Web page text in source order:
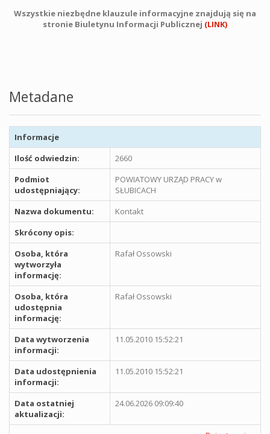
Wszystkie niezbędne klauzule informacyjne znajdują się na
stronie Biuletynu Informacji Publicznej (LINK)
Metadane
Informacje
Ilość odwiedzin:
2660
Podmiot
udostępniający:
POWIATOWY URZĄD PRACY w
SŁUBICACH
Nazwa dokumentu:
Kontakt
Skrócony opis:
Osoba, która
wytworzyła
informację:
Rafał Ossowski
Osoba, która
udostępnia
informację:
Rafał Ossowski
Data wytworzenia
informacji:
11.05.2010 15:52:21
Data udostępnienia
informacji:
11.05.2010 15:52:21
Data ostatniej
aktualizacji:
24.06.2026 09:09:40